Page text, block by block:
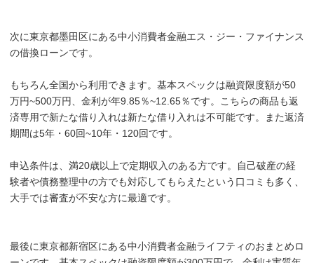
次に東京都墨田区にある中小消費者金融エス・ジー・ファイナンス
の借換ローンです。
もちろん全国から利用できます。基本スペックは融資限度額が50
万円~500万円、金利が年9.85％~12.65％です。こちらの商品も返
済専用で新たな借り入れは新たな借り入れは不可能です。また返済
期間は5年・60回~10年・120回です。
申込条件は、満20歳以上で定期収入のある方です。自己破産の経
験者や債務整理中の方でも対応してもらえたという口コミも多く、
大手では審査が不安な方に最適です。
最後に東京都新宿区にある中小消費者金融ライフティのおまとめロ